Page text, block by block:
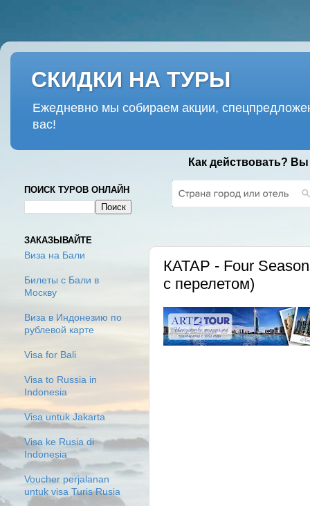
СКИДКИ НА ТУРЫ
Ежедневно мы собираем акции,
вас!
Как действовать?
КАТАР - Four
с перелетом)
ПОИСК ТУРОВ ОНЛАЙН
ЗАКАЗЫВАЙТЕ
Виза на Бали
Билеты с Бали в
Москву
Виза в Индонезию по
рублевой карте
Visa for Bali
Visa to Russia in
Indonesia
Visa untuk Jakarta
Visa ke Rusia di
Indonesia
Voucher perjalanan
untuk visa Turis Rusia